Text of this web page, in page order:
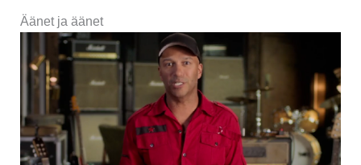
Äänet ja äänet